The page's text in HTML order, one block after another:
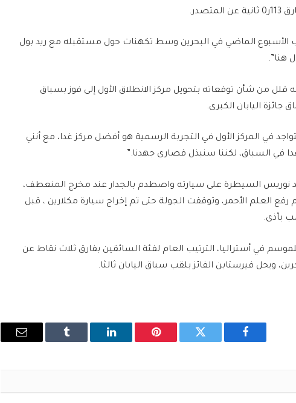
الماضي في البحرين وسط تكهنات حول مستقبله مع ريد بول
هنا”.
قلل من شأن توقعاته بتحويل مركز الانطلاق الأول إلى فوز بسباق
اليابان الكبرى.
في المركز الأول في التجربة الرسمية هو أفضل مركز غدا، مع أنني
في السباق، لكننا سنبذل قصارى جهدنا.”
نوريس السيطرة على سيارته واصطدم بالجدار عند مخرج المنعطف،
العلم الأحمر، وتوقفت الجولة حتى تم إخراج سيارة مكلارين ، قبل
بأذى.
في أستراليا، الترتيب العام لفئة السائقين بفارق ثلاث نقاط عن
ويحل فيرستابن الفائز بلقب سباق اليابان ثالثا.
فيسبوك تويتر بينتيريستلينكدإن Tumblr
البريد